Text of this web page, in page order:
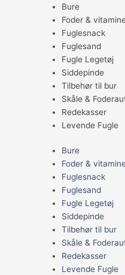
Bure
Foder &
Fuglesnack
Fuglesand
Fugle Legetøj
Siddepinde
Tilbehør til bur
Skåle &
Redekasser
Levende Fugle
Bure
Foder &
Fuglesnack
Fuglesand
Fugle Legetøj
Siddepinde
Tilbehør til bur
Skåle &
Redekasser
Levende Fugle